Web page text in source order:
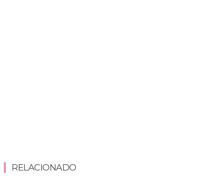
RELACIONADO